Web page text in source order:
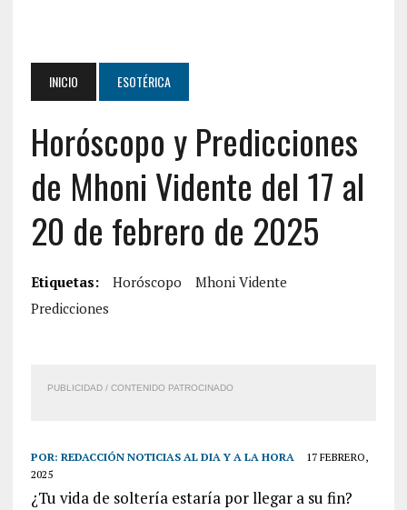
INICIO ESOTÉRICA
Horóscopo y Predicciones
de Mhoni Vidente del 17 al
20 de febrero de 2025
Etiquetas: Horóscopo
Mhoni Vidente
Predicciones
PUBLICIDAD / CONTENIDO PATROCINADO
POR: REDACCIÓN NOTICIAS AL DIA Y A LA HORA
17 FEBRERO,
2025
¿Tu vida de soltería estaría por llegar a su fin?